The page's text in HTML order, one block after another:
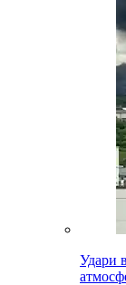
Удари